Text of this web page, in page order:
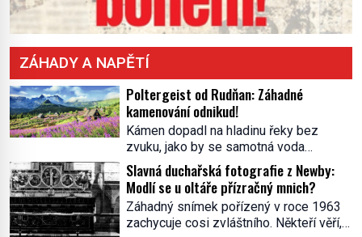
ZÁHADY A NAPĚTÍ
Poltergeist od Rudňan: Záhadné
kamenování odnikud!
Kámen dopadl na hladinu řeky bez
zvuku, jako by se samotná voda
rozhodla mlčet. Mladší z chlapců
bolestně strhl ruku, ale další úder ho
zasáhl dříve, než si vůbec uvědomil
pohyb: tiše, nelidsky přesně. „Odkud…?“
zachrčel starší student, ale v houštině
Slavná duchařská fotografie z Newby:
Modlí se u oltáře přízračný mnich?
Záhadný snímek pořízený v roce 1963
zachycuje cosi zvláštního. Někteří věří,